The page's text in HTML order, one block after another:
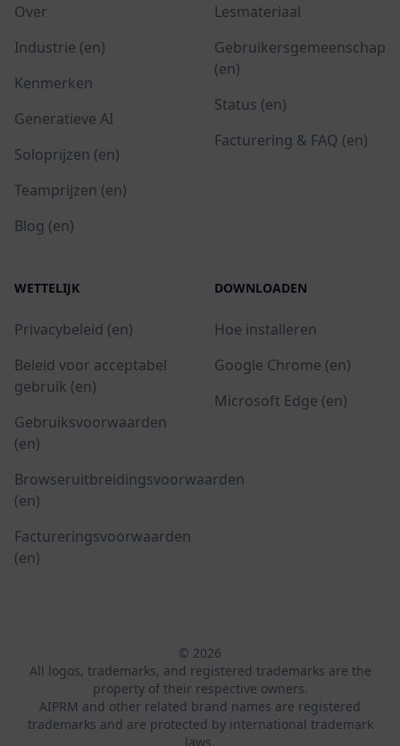
Over
Industrie (en)
Kenmerken
Generatieve AI
Soloprijzen (en)
Teamprijzen (en)
Blog (en)
Lesmateriaal
Gebruikersgemeenschap
(en)
Status (en)
Facturering & FAQ (en)
WETTELIJK
Privacybeleid (en)
Beleid voor acceptabel
gebruik (en)
Gebruiksvoorwaarden
(en)
Browseruitbreidingsvoorwaarden
(en)
Factureringsvoorwaarden
(en)
DOWNLOADEN
Hoe installeren
Google Chrome (en)
Microsoft Edge (en)
© 2026
All logos, trademarks, and registered trademarks are the
property of their respective owners.
AIPRM and other related brand names are registered
trademarks and are protected by international trademark
laws.